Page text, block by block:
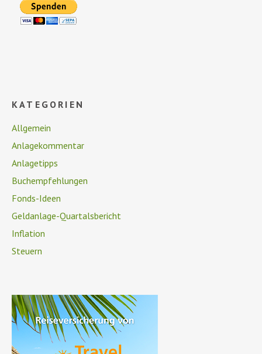
KATEGORIEN
Allgemein
Anlagekommentar
Anlagetipps
Buchempfehlungen
Fonds-Ideen
Geldanlage-Quartalsbericht
Inflation
Steuern